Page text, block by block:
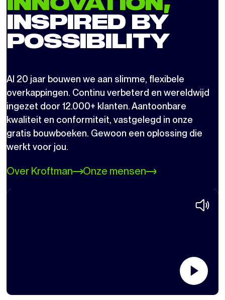
INNOVATION,
INSPIRED BY
POSSIBILITY
Al 20 jaar bouwen we aan slimme, flexibele
overkappingen. Continu verbeterd en wereldwijd
ingezet door 12.000+ klanten. Aantoonbare
kwaliteit en conformiteit, vastgelegd in onze
gratis bouwboeken. Gewoon een oplossing die
werkt voor jou.
Over Kroftman Onze mensen